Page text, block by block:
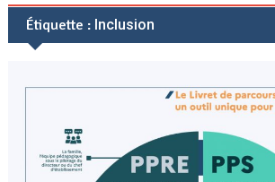
Étiquette : Inclusion